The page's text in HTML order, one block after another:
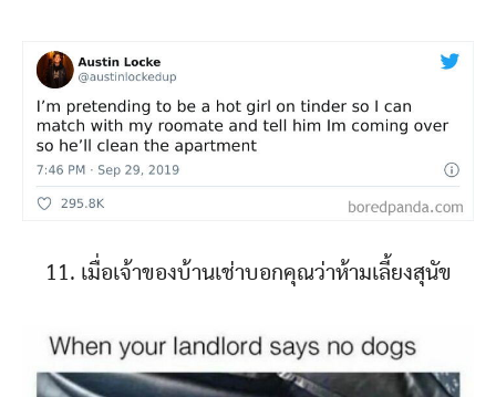
11. เมื่อเจ้าของบ้านเช่าบอกคุณว่าห้ามเลี้ยงสุนัข